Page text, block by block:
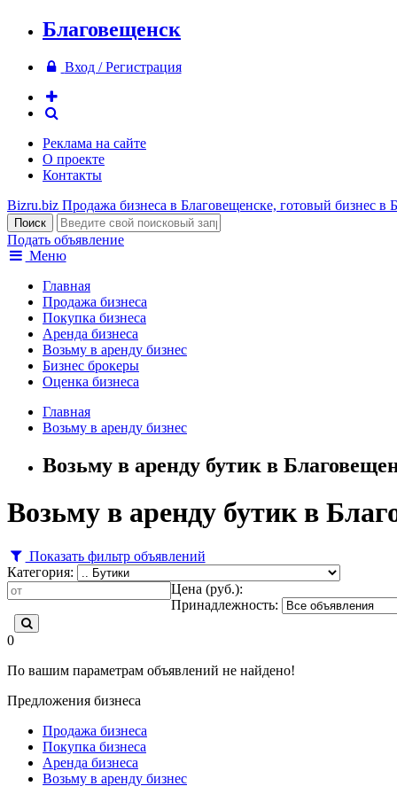
Благовещенск
Вход / Регистрация
Реклама на сайте
О проекте
Контакты
Bizru.biz Продажа бизнеса в Благовещенске, готовый бизнес в
Подать объявление
Меню
Главная
Продажа бизнеса
Покупка бизнеса
Аренда бизнеса
Возьму в аренду бизнес
Бизнес брокеры
Оценка бизнеса
Главная
Возьму в аренду бизнес
Возьму в аренду бутик в
Возьму в аренду бутик в
Показать фильтр объявлений
Категория:
Цена (руб.):
Принадлежность:
0
По вашим параметрам объявлений не найдено!
Предложения бизнеса
Продажа бизнеса
Покупка бизнеса
Аренда бизнеса
Возьму в аренду бизнес